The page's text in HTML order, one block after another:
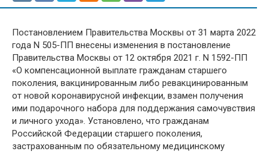
Постановлением Правительства Москвы от 31 марта 2022
года N 505-ПП внесены изменения в постановление
Правительства Москвы от 12 октября 2021 г. N 1592-ПП
«О компенсационной выплате гражданам старшего
поколения, вакцинированным либо ревакцинированным
от новой коронавирусной инфекции, взамен получения
ими подарочного набора для поддержания самочувствия
и личного ухода». Установлено, что гражданам
Российской Федерации старшего поколения,
застрахованным по обязательному медицинскому